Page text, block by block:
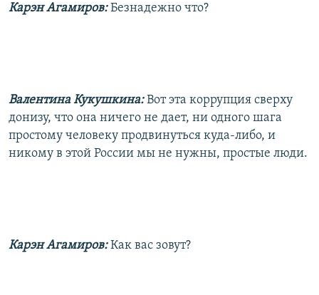
Карэн Агамиров:Безнадежно что?
Валентина Кукушкина:Вот эта коррупция сверху
донизу, что она ничего не дает, ни одного шага
простому человеку продвинуться куда-либо, и
никому в этой России мы не нужны, простые люди.
Карэн Агамиров:Как вас зовут?